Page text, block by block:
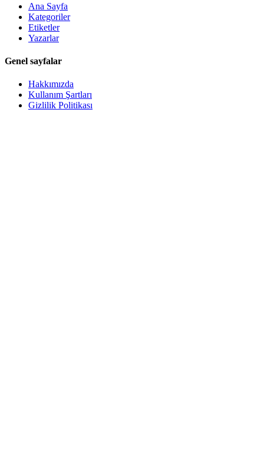
Ana Sayfa
Kategoriler
Etiketler
Yazarlar
Genel sayfalar
Hakkımızda
Kullanım Şartları
Gizlilik Politikası